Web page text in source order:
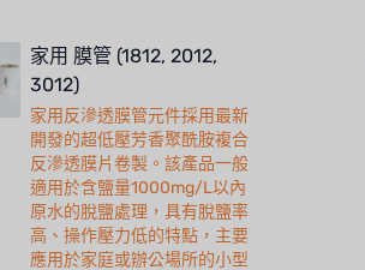
家用 膜管 (1812, 2012,
3012)
家用反滲透膜管元件採用最新
開發的超低壓芳香聚酰胺複合
反滲透膜片卷製。該產品一般
適用於含鹽量1000mg/L以內
原水的脫鹽處理，具有脫鹽率
高、操作壓力低的特點，主要
應用於家庭或辦公場所的小型